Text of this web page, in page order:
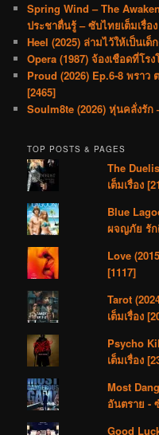
Spring Wind – The
ประชาตื่นรู้ – ซับไทยเต็มเรื่อ
Heel (2025) ล่ามไว้ให้เป็นเด็
Opera (1987) จ้องเชือดที่โร
Proud (2026) Ep.6-8 พราว
[2465]
Soulm8te (2026) หุ่นคลั่งรัก
TOP POSTS & PAGES
The
เต็มเรื่อง
Blue
ผจญภัย รัก
Love
[1117]
Tarot
เต็มเรื่อง
Psycho
เต็มเรื่อง
Most
อันตราย -
Good